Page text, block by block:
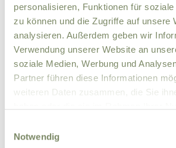
personalisieren, Funktionen für
zu können und die Zugriffe auf unsere
analysieren. Außerdem geben wir
Verwendung unserer Website an
soziale Medien, Werbung und
Partner führen diese Informationen
weiteren Daten zusammen, die Sie
Notwendig
Country
Comment